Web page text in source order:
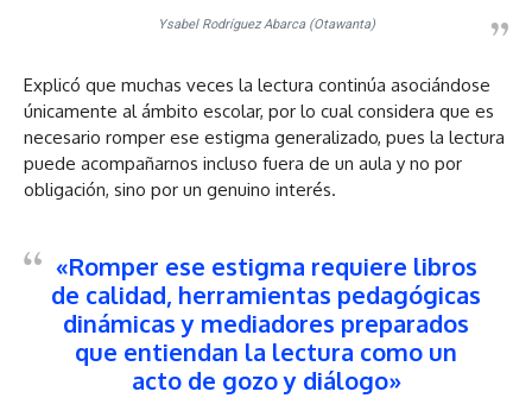
Ysabel Rodríguez Abarca (Otawanta)
Explicó que muchas veces la lectura continúa asociándose
únicamente al ámbito escolar, por lo cual considera que es
necesario romper ese estigma generalizado, pues la lectura
puede acompañarnos incluso fuera de un aula y no por
obligación, sino por un genuino interés.
«Romper ese estigma requiere libros
de calidad, herramientas pedagógicas
dinámicas y mediadores preparados
que entiendan la lectura como un
acto de gozo y diálogo»